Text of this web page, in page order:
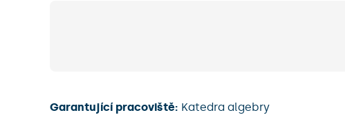
Garantující pracoviště: Katedra algebry